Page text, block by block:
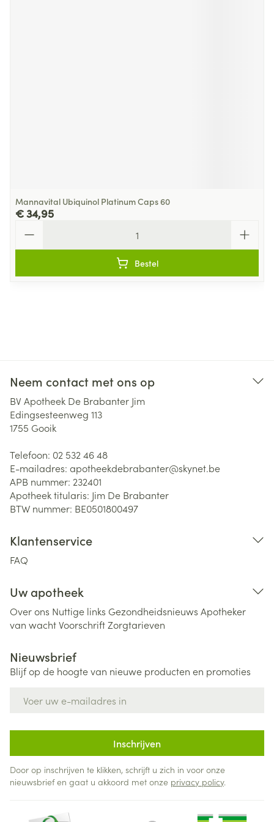
Mannavital Ubiquinol Platinum Caps 60
€ 34,95
Bestel
Neem contact met ons op
BV Apotheek De Brabanter Jim
Edingsesteenweg 113
1755 Gooik
Telefoon: 02 532 46 48
E-mailadres: apotheekdebrabanter@skynet.be
APB nummer: 232401
Apotheek titularis: Jim De Brabanter
BTW nummer: BE0501800497
Klantenservice
FAQ
Uw apotheek
Over ons Nuttige links Gezondheidsnieuws Apotheker
van wachtVoorschriftZorgtarieven
Nieuwsbrief
Blijf op de hoogte van nieuwe producten en promoties
Inschrijven
Door op inschrijven te klikken, schrijft u zich in voor onze
nieuwsbrief en gaat u akkoord met onze privacy policy.